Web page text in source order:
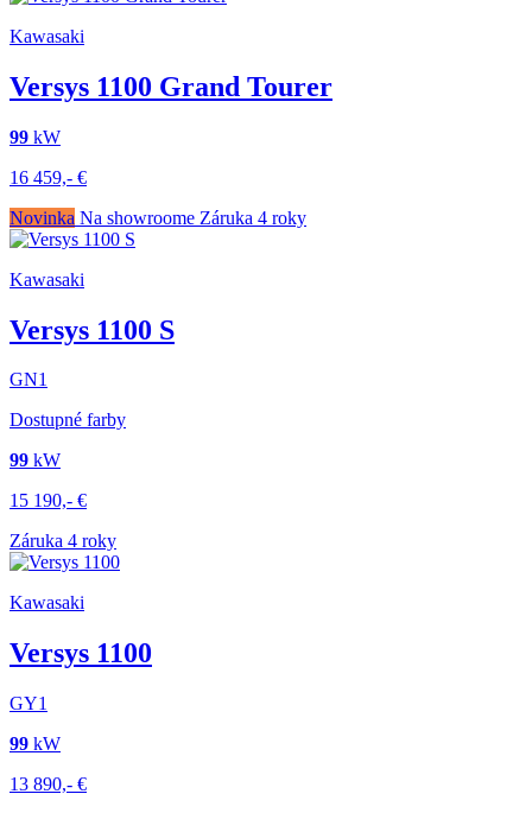
Kawasaki
Versys 1100 Grand Tourer
99 kW
16 459,- €
Novinka Na showroome Záruka 4 roky
Kawasaki
Versys 1100 S
GN1
Dostupné farby
99 kW
15 190,- €
Záruka 4 roky
Kawasaki
Versys 1100
GY1
99 kW
13 890,- €